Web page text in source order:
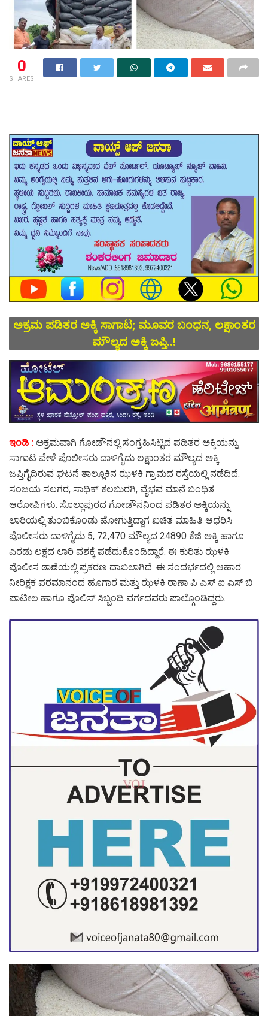
0
SHARES
ಅಕ್ರಮ ಪಡಿತರ ಅಕ್ಕಿ ಸಾಗಾಟ; ಮೂವರ ಬಂಧನ, ಲಕ್ಷಾಂತರ
ಮೌಲ್ಯದ ಅಕ್ಕಿ ಜಪ್ತಿ..!
ಇಂಡಿ : ಅಕ್ರಮವಾಗಿ ಗೋಡೌನಲ್ಲಿ ಸಂಗ್ರಹಿಸಿಟ್ಟಿದ ಪಡಿತರ ಅಕ್ಕಿಯನ್ನು
ಸಾಗಾಟ ವೇಳೆ ಪೊಲೀಸರು ದಾಳಿಗೈದು ಲಕ್ಷಾಂತರ ಮೌಲ್ಯದ ಅಕ್ಕಿ
ಜಪ್ತಿಗೈದಿರುವ ಘಟನೆ ತಾಲ್ಲೂಕಿನ ಝಳಕಿ ಗ್ರಾಮದ ರಸ್ತೆಯಲ್ಲಿ ನಡೆದಿದೆ.
ಸಂಜಯ ಸಲಗರ, ಸಾಧಿಕ್ ಕಲಬುರಗಿ, ವೈಭವ ಮಾನೆ ಬಂಧಿತ
ಆರೋಪಿಗಳು. ಸೊಲ್ಲಾಪುರದ ಗೋಡೌನನಿಂದ ಪಡಿತರ ಅಕ್ಕಿಯನ್ನು
ಲಾರಿಯಲ್ಲಿ ತುಂಬಿಕೊಂಡು ಹೋಗುತ್ತಿದ್ದಾಗ ಖಚಿತ ಮಾಹಿತಿ ಆಧರಿಸಿ
ಪೊಲೀಸರು ದಾಳಿಗೈದು 5, 72,470 ಮೌಲ್ಯದ 24890 ಕೆಜಿ ಅಕ್ಕಿ ಹಾಗೂ
ಎರಡು ಲಕ್ಷದ ಲಾರಿ ವಶಕ್ಕೆ ಪಡೆದುಕೊಂಡಿದ್ದಾರೆ. ಈ ಕುರಿತು ಝಳಕಿ
ಪೊಲೀಸ ಠಾಣೆಯಲ್ಲಿ ಪ್ರಕರಣ ದಾಖಲಾಗಿದೆ. ಈ ಸಂದರ್ಭದಲ್ಲಿ ಆಹಾರ
ನೀರಿಕ್ಷಕ ಪರಮಾನಂದ ಹೂಗಾರ ಮತ್ತು ಝಳಕಿ ಠಾಣಾ ಪಿ ಎಸ್ ಐ ಎಸ್ ಬಿ
ಪಾಟೀಲ ಹಾಗೂ ಪೊಲಿಸ್ ಸಿಬ್ಬಂದಿ ವರ್ಗದವರು ಪಾಲ್ಗೊಂಡಿದ್ದರು.